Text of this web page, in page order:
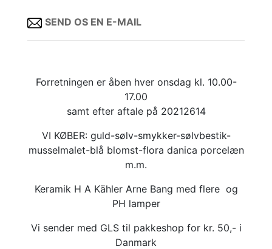
SEND OS EN E-MAIL
Forretningen er åben hver onsdag kl. 10.00-
17.00
samt efter aftale på 20212614
VI KØBER: guld-sølv-smykker-sølvbestik-
musselmalet-blå blomst-flora danica porcelæn
m.m.
Keramik H A Kähler Arne Bang med flere og
PH lamper
Vi sender med GLS til pakkeshop for kr. 50,- i
Danmark